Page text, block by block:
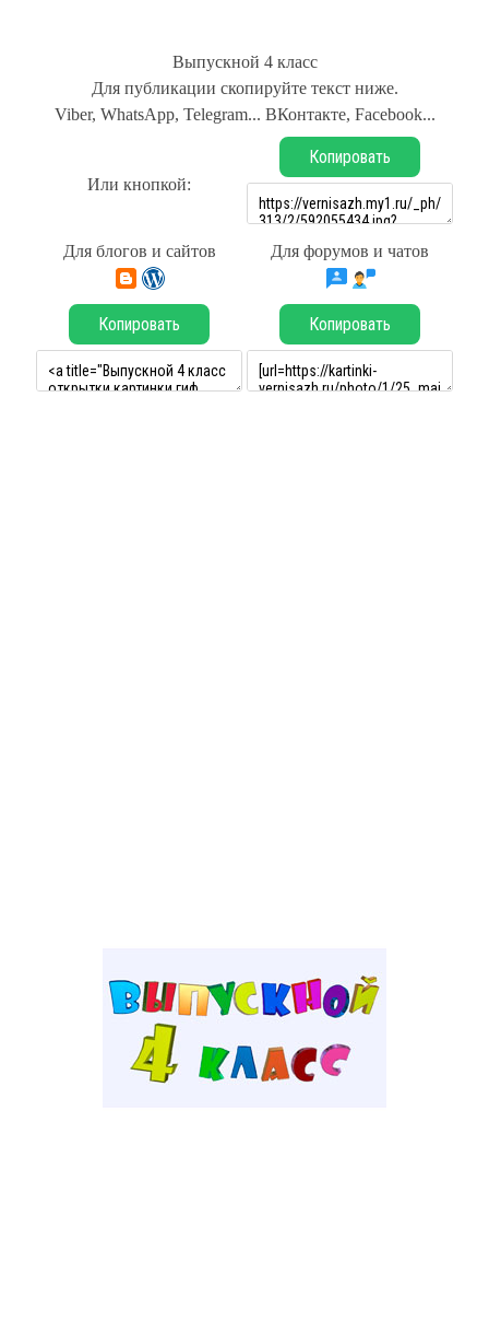
Выпускной 4 класс
Для публикации скопируйте текст ниже.
Viber, WhatsApp, Telegram... ВКонтакте, Facebook...
Или кнопкой:
Копировать
Для блогов и сайтов Для форумов и чатов
Копировать Копировать